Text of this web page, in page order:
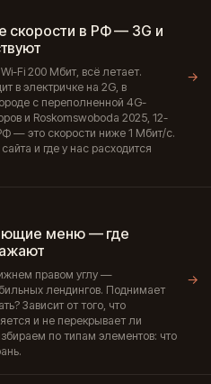
скорости в РФ — 3G и
Fi 200 Мбит, всё летает.
в электричке на 2G, в
с переполненной 4G-
и Roskomswoboda 2025, 12-
— это скорости ниже 1 Мбит/с.
и где у нас расходится
→
меню — где
правом углу —
лендингов. Поднимает
Зависит от того, что
и не перекрывает ли
по типам элементов: что
→